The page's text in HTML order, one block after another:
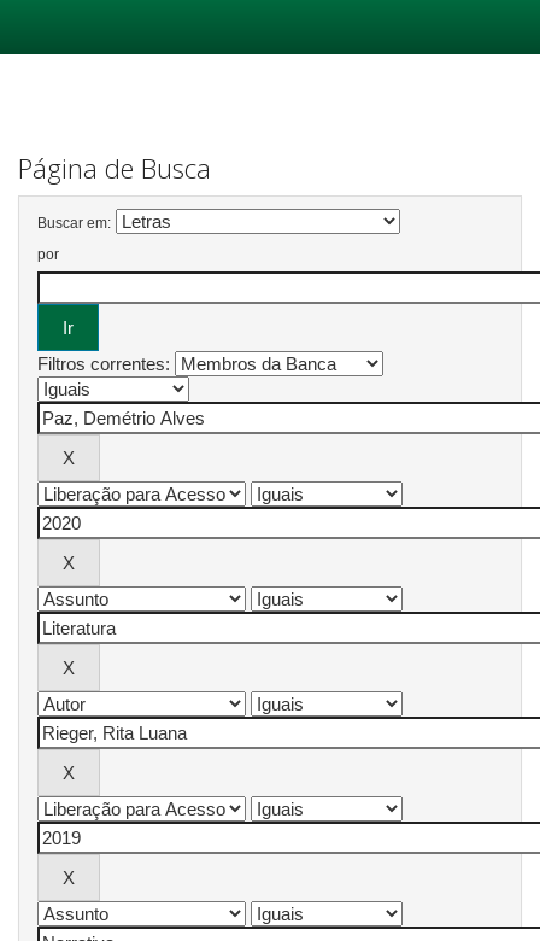
Página de Busca
Buscar em:
por
Filtros correntes: